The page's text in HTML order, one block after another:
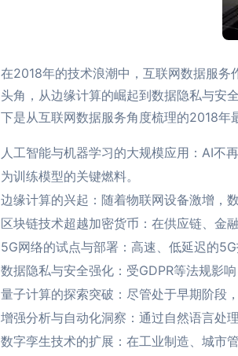
在2018年的技术浪潮中，互联网数据服务
头角，从边缘计算的崛起到数据隐私与安
下是从互联网数据服务角度梳理的2018年
人工智能与机器学习的大规模应用：AI不
为训练模型的关键燃料。
边缘计算的兴起：随着物联网设备激增，
区块链技术超越加密货币：在供应链、金
5G网络的试点与部署：高速、低延迟的
数据隐私与安全强化：受GDPR等法规影
量子计算的探索突破：尽管处于早期阶段
增强分析与自动化洞察：通过自然语言处
数字孪生技术的扩展：在工业制造、城市